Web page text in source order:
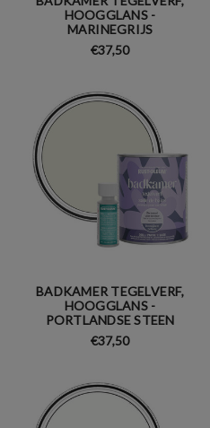
HOOGGLANS -
MARINEGRIJS
€37,50
BADKAMER TEGELVERF,
HOOGGLANS -
PORTLANDSE STEEN
€37,50